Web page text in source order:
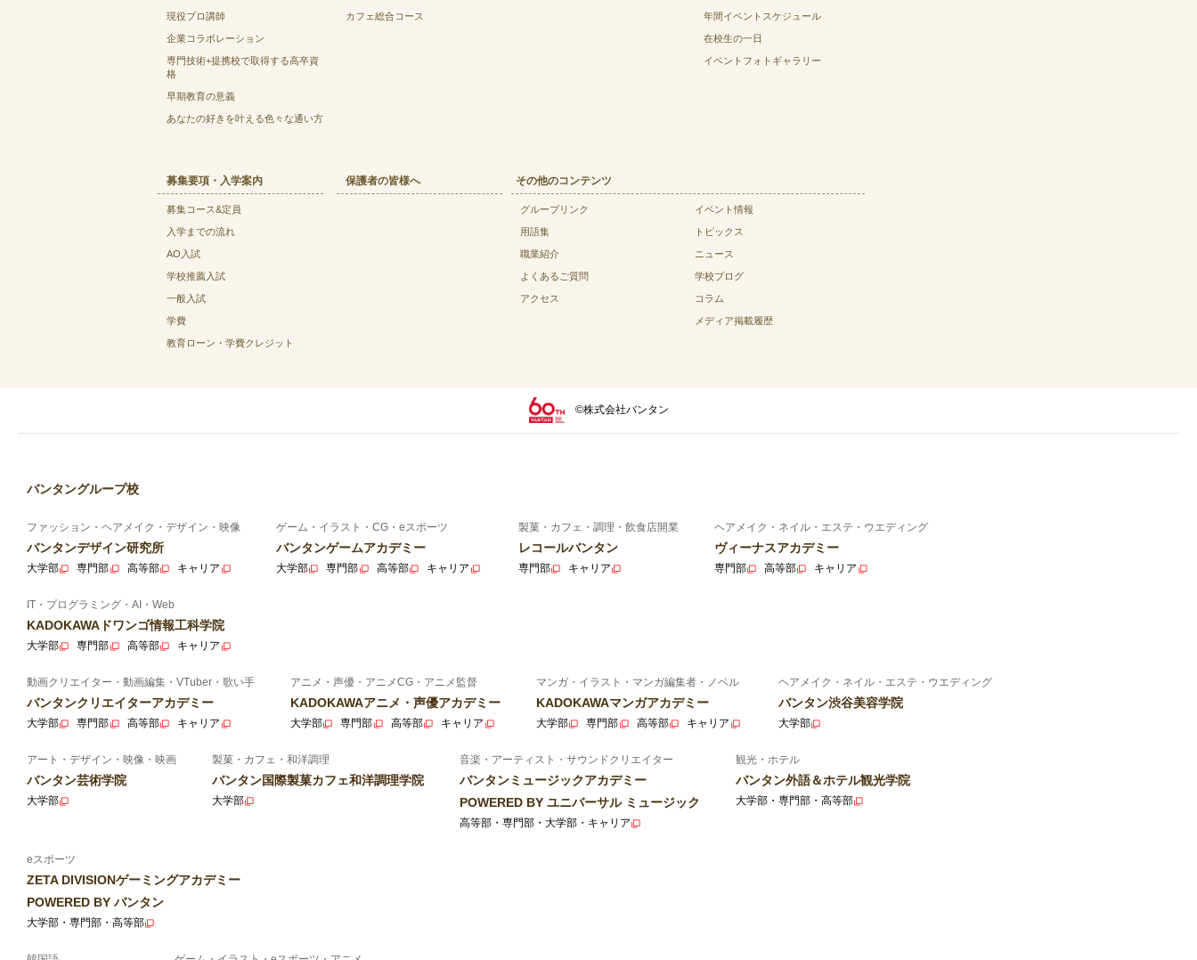
現役プロ講師
企業コラボレーション
専門技術+提携校で取得する高卒資
格
早期教育の意義
あなたの好きを叶える⾊々な通い⽅
カフェ総合コース 年間イベントスケジュール
在校生の一日
イベントフォトギャラリー
募集要項・入学案内
募集コース&定員
入学までの流れ
AO入試
学校推薦入試
一般入試
学費
教育ローン・学費クレジット
保護者の皆様へ その他のコンテンツ
グループリンク
用語集
職業紹介
よくあるご質問
アクセス
イベント情報
トピックス
ニュース
学校ブログ
コラム
メディア掲載履歴
©株式会社バンタン
バンタングループ校
ファッション・ヘアメイク・デザイン・映像
バンタンデザイン研究所
大学部 専門部 高等部 キャリア
ゲーム・イラスト・CG・eスポーツ
バンタンゲームアカデミー
大学部 専門部 高等部 キャリア
製菓・カフェ・調理・飲食店開業
レコールバンタン
専門部 キャリア
ヘアメイク・ネイル・エステ・ウエディング
ヴィーナスアカデミー
専門部 高等部 キャリア
IT・プログラミング・AI・Web
KADOKAWAドワンゴ情報工科学院
大学部 専門部 高等部 キャリア
動画クリエイター・動画編集・VTuber・歌い手
バンタンクリエイターアカデミー
大学部 専門部 高等部 キャリア
アニメ・声優・アニメCG・アニメ監督
KADOKAWAアニメ・声優アカデミー
大学部 専門部 高等部 キャリア
マンガ・イラスト・マンガ編集者・ノベル
KADOKAWAマンガアカデミー
大学部 専門部 高等部 キャリア
ヘアメイク・ネイル・エステ・ウエディング
バンタン渋谷美容学院
大学部
アート・デザイン・映像・映画
バンタン芸術学院
大学部
製菓・カフェ・和洋調理
バンタン国際製菓カフェ和洋調理学院
大学部
音楽・アーティスト・サウンドクリエイター
バンタンミュージックアカデミー
POWERED BY ユニバーサル ミュージック
高等部・専門部・大学部・キャリア
観光・ホテル
バンタン外語＆ホテル観光学院
大学部・専門部・高等部
eスポーツ
ZETA DIVISIONゲーミングアカデミー
POWERED BY バンタン
大学部・専門部・高等部